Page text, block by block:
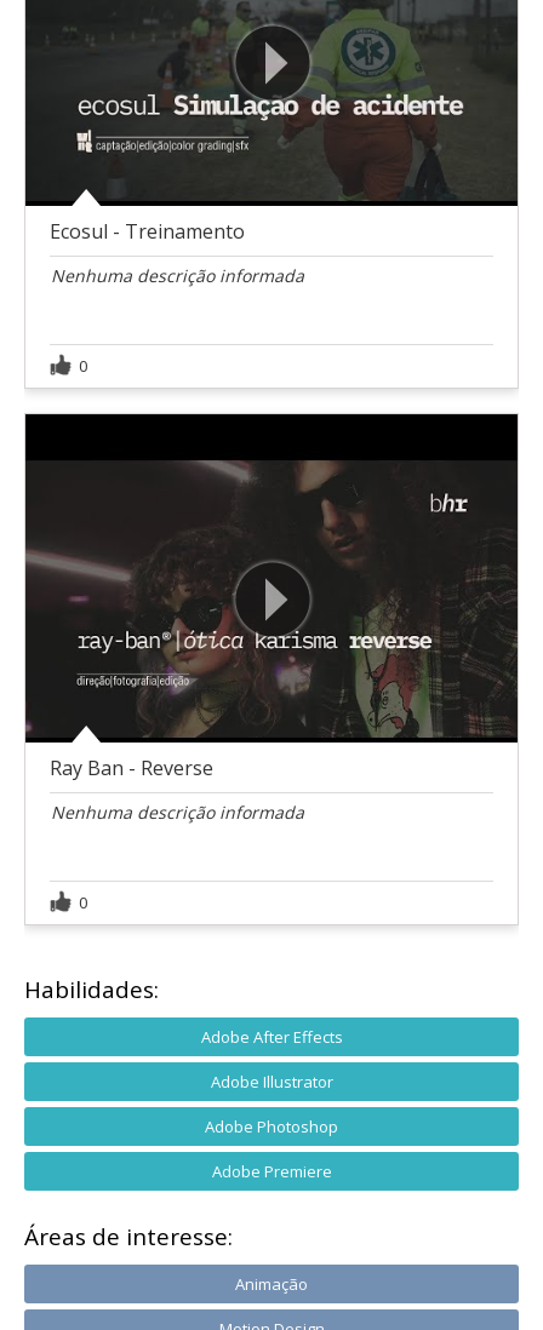
Ecosul - Treinamento
Nenhuma descrição informada
0
Ray Ban - Reverse
Nenhuma descrição informada
0
Habilidades:
Adobe After Effects
Adobe Illustrator
Adobe Photoshop
Adobe Premiere
Áreas de interesse:
Animação